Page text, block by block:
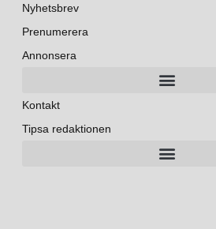
Nyhetsbrev
Prenumerera
Annonsera
Kontakt
Tipsa redaktionen